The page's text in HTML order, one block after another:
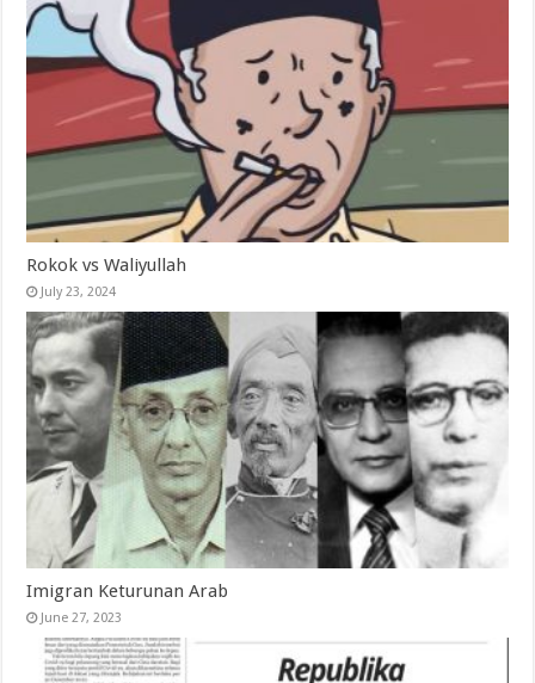
Rokok vs Waliyullah
July 23, 2024
Imigran Keturunan Arab
June 27, 2023